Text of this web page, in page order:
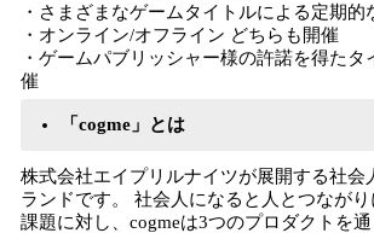
・さまざまなゲームタイトルによる定期的
・オンライン/オフライン どちらも開催
・ゲームパブリッシャー様の許諾を得たタ
催
「cogme」とは
株式会社エイプリルナイツが展開する社会
ランドです。 社会人になると人とつながり
課題に対し、cogmeは3つのプロダクトを